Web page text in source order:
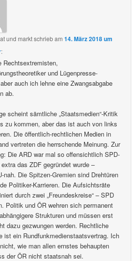
und marktschriebam14. März 2018 um
:
Rechtsextremisten,
und Lügenpresse-
auch ich lehne eine Zwangsabgabe
ab.
scheint sämtliche „Staatsmedien“-Kritik
zu kommen, aber das ist auch von links
Die öffentlich-rechtlichen Medien in
vertreten die herrschende Meinung. Zur
Die ARD war mal so offensichtlich SPD-
das ZDF gegründet wurde –
nah. Die Spitzen-Gremien sind Drehtüren
Politiker-Karrieren. Die Aufsichtsräte
durch zwei „Freundeskreise“ – SPD
Politik und ÖR wehren sich permanent
Strukturen und müssen erst
dazu gezwungen werden. Rechtliche
ist ein Rundfunkmedienstaatsvertrag. Ich
wie man allen ernstes behaupten
der ÖR nicht staatsnah sei.